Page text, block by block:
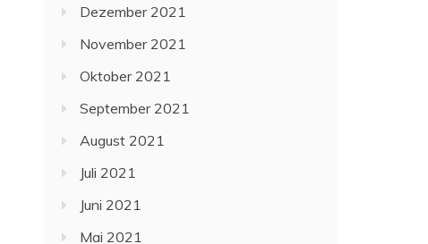
Dezember 2021
November 2021
Oktober 2021
September 2021
August 2021
Juli 2021
Juni 2021
Mai 2021